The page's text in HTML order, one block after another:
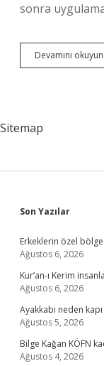
sonra
Devamını okuyun
Sitemap
Sidebar
Son Yazılar
Erkeklerin özel
Ağustos 6, 2026
Kur’an-ı Kerim
Ağustos 6, 2026
Ayakkabı neden
Ağustos 5, 2026
Bilge Kağan KÖFN
Ağustos 4, 2026